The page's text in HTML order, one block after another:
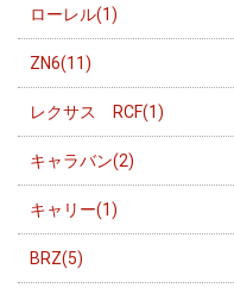
ローレル(1)
ZN6(11)
レクサス RCF(1)
キャラバン(2)
キャリー(1)
BRZ(5)